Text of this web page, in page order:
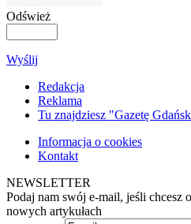
Odśwież
Wyślij
Redakcja
Reklama
Tu znajdziesz "Gazetę
Informacja o cookies
Kontakt
NEWSLETTER
Podaj nam swój e-mail, jeśli chcesz
nowych artykułach